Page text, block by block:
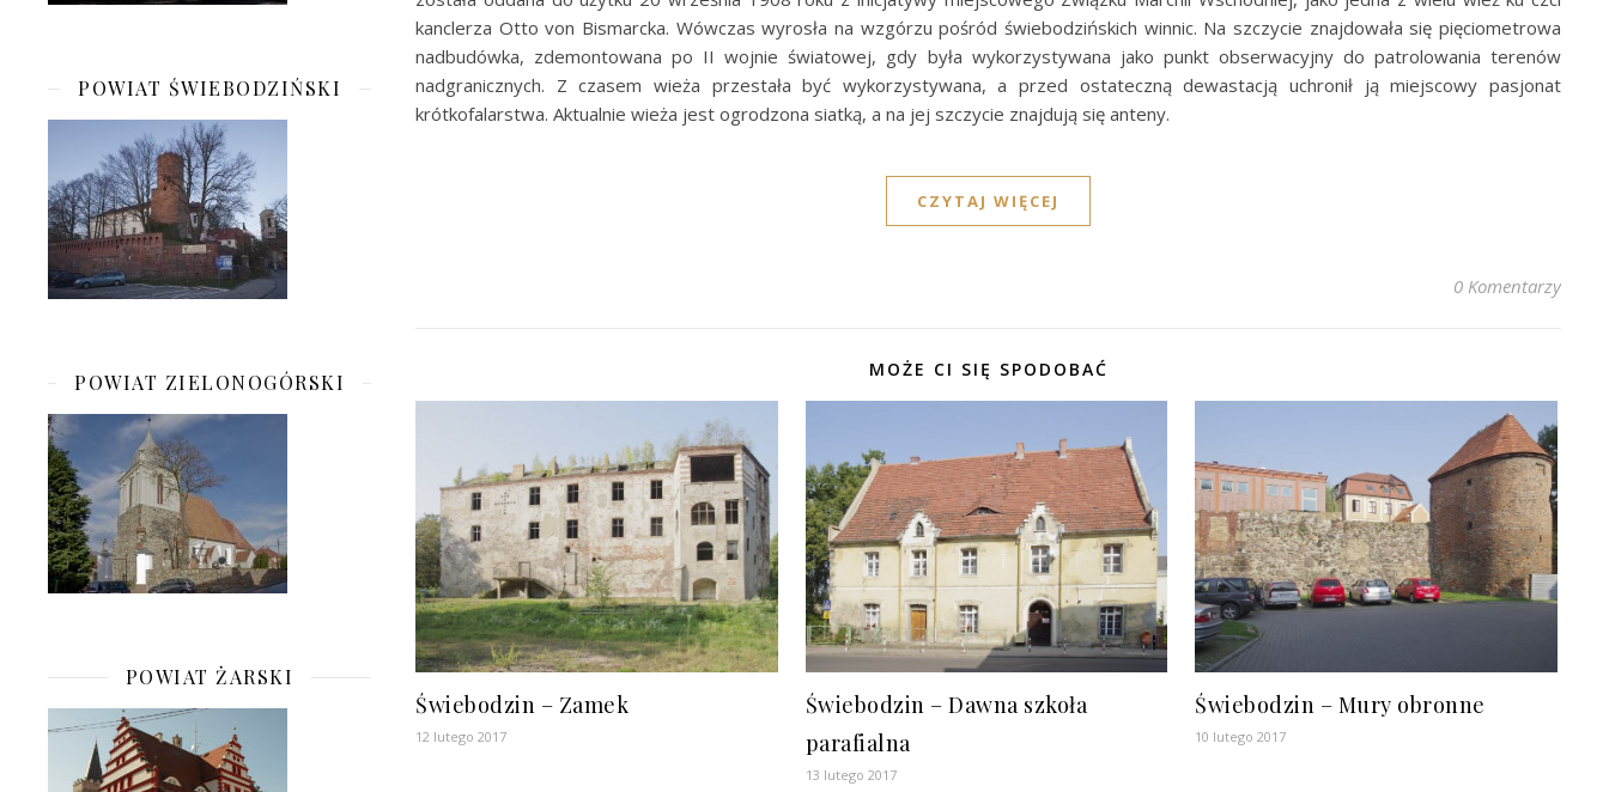
POWIAT ŚWIEBODZIŃSKI
POWIAT ZIELONOGÓRSKI
POWIAT ŻARSKI
kanclerza Otto von Bismarcka. Wówczas wyrosła na wzgórzu pośród świebodzińskich winnic. Na szczycie znajdowała się pięciometrowa
nadbudówka, zdemontowana po II wojnie światowej, gdy była wykorzystywana jako punkt obserwacyjny do patrolowania terenów
nadgranicznych. Z czasem wieża przestała być wykorzystywana, a przed ostateczną dewastacją uchronił ją miejscowy pasjonat
krótkofalarstwa. Aktualnie wieża jest ogrodzona siatką, a na jej szczycie znajdują się anteny.
CZYTAJ WIĘCEJ
0 Komentarzy
MOŻE CI SIĘ SPODOBAĆ
Świebodzin – Zamek
12 lutego 2017
Świebodzin – Dawna szkoła
parafialna
13 lutego 2017
Świebodzin – Mury obronne
10 lutego 2017